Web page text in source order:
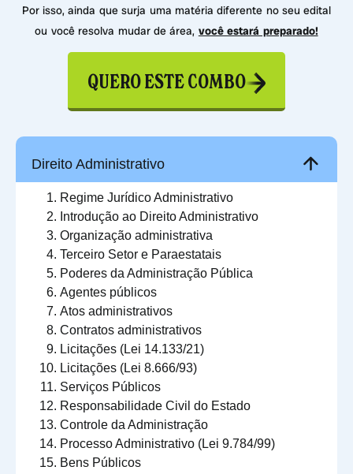
Por isso, ainda que surja uma matéria diferente no seu edital
ou você resolva mudar de área, você estará preparado!
QUERO ESTE COMBO
Direito Administrativo
Regime Jurídico Administrativo
Introdução ao Direito Administrativo
Organização administrativa
Terceiro Setor e Paraestatais
Poderes da Administração Pública
Agentes públicos
Atos administrativos
Contratos administrativos
Licitações (Lei 14.133/21)
Licitações (Lei 8.666/93)
Serviços Públicos
Responsabilidade Civil do Estado
Controle da Administração
Processo Administrativo (Lei 9.784/99)
Bens Públicos